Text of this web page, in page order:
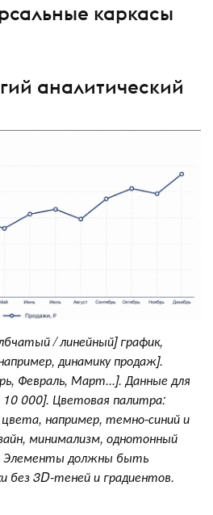
каркасы
аналитический
/ линейный] график,
динамику продаж].
Февраль, Март...]. Данные для
10 000]. Цветовая палитра:
например, темно-синий и
минимализм, однотонный
должны быть
без 3D-теней и градиентов.